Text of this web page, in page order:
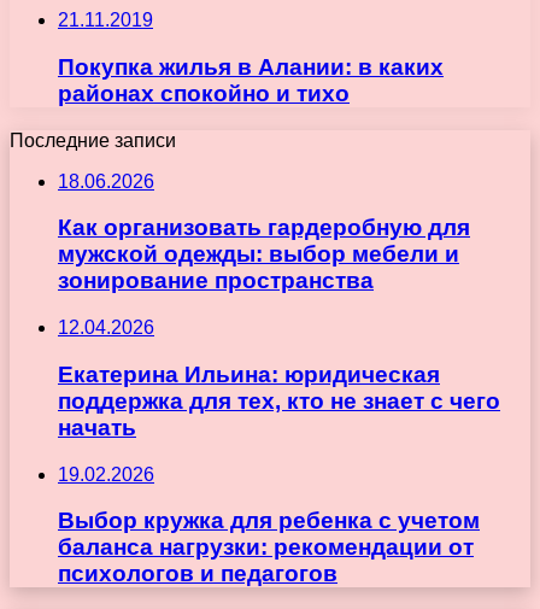
21.11.2019
Покупка жилья в Алании: в каких
районах спокойно и тихо
Последние записи
18.06.2026
Как организовать гардеробную для
мужской одежды: выбор мебели и
зонирование пространства
12.04.2026
Екатерина Ильина: юридическая
поддержка для тех, кто не знает с чего
начать
19.02.2026
Выбор кружка для ребенка с учетом
баланса нагрузки: рекомендации от
психологов и педагогов